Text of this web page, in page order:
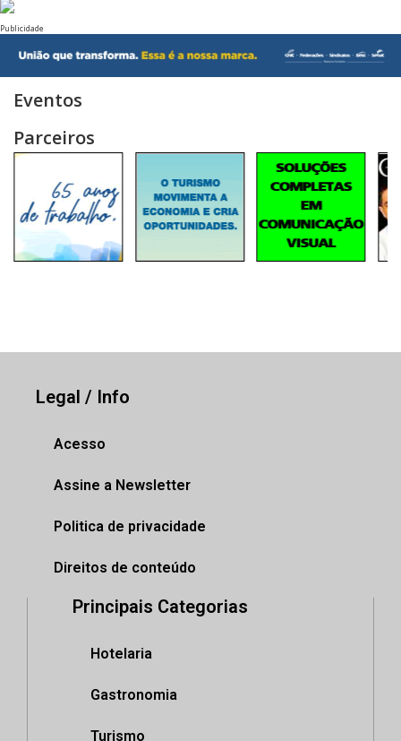
Publicidade
Eventos
Parceiros
Legal / Info
Acesso
Assine a Newsletter
Politica de privacidade
Direitos de conteúdo
Principais Categorias
Hotelaria
Gastronomia
Turismo